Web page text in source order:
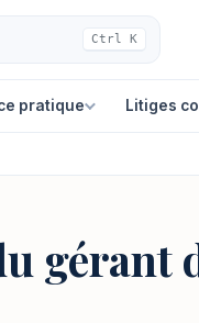
Ctrl K
pratique Litiges
gérant